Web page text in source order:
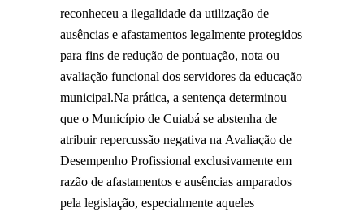
reconheceu a ilegalidade da utilização de
ausências e afastamentos legalmente protegidos
para fins de redução de pontuação, nota ou
avaliação funcional dos servidores da educação
municipal.Na prática, a sentença determinou
que o Município de Cuiabá se abstenha de
atribuir repercussão negativa na Avaliação de
Desempenho Profissional exclusivamente em
razão de afastamentos e ausências amparados
pela legislação, especialmente aqueles